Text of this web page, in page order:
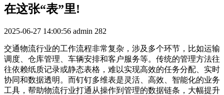
在这张“表”里!
2025-06-27 14:00:56 admin 282
交通物流行业的工作流程非常复杂，涉及多个环节，比如运输
调度、仓库管理、车辆安排和客户服务等。传统的管理方法往
往依赖纸质记录或静态表格，难以实现高效的任务分配、实时
协同和数据透明。而钉钉多维表是灵活、高效、智能化的业务
工具，帮助物流行业打通从操作到管理的数据链条，大幅提升